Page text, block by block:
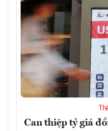
Can thiệp tỷ giá